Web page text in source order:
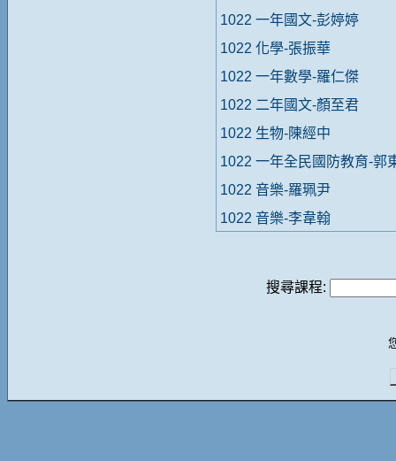
1022 一年國文-彭婷婷
1022 化學-張振華
1022 一年數學-羅仁傑
1022 二年國文-顏至君
1022 生物-陳經中
1022 一年全民國防教育-郭
1022 音樂-羅珮尹
1022 音樂-李韋翰
搜尋課程: